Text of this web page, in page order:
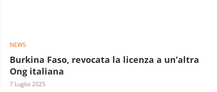
NEWS
Burkina Faso, revocata la licenza a un’altra
Ong italiana
7 Luglio 2025